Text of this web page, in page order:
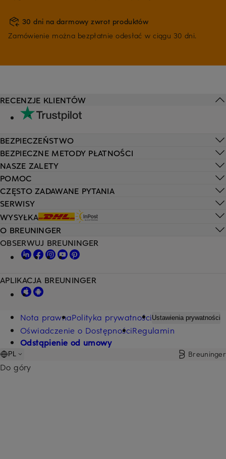
30 dni na darmowy zwrot produktów
Zamówienie można bezpłatnie odesłać w ciągu 30 dni.
POMOC
CZĘSTO ZADAWANE PYTANIA
SERWISY
WYSYŁKA
RECENZJE KLIENTÓW
BEZPIECZEŃSTWO
BEZPIECZNE METODY PŁATNOŚCI
NASZE ZALETY
O BREUNINGER
OBSERWUJ BREUNINGER
APLIKACJA BREUNINGER
Nota prawnaPolityka prywatnościUstawienia prywatności
Oświadczenie o DostępnościRegulamin
Odstąpienie od umowy
PL Breuninger
Do góry